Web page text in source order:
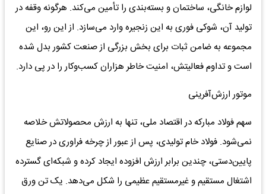
لوازم خانگی، ساختمان و بسته‌بندی را تأمین می‌کند. هرگونه وقفه در
تولید آن، شوکی فوری به این زنجیره وارد می‌سازد. از این رو، این
مجموعه به ضامن ثبات برای بخش بزرگی از صنعت کشور بدل شده
است و تداوم فعالیتش، امنیت خاطر هزاران کسب‌وکار را در پی دارد.
موتور ارزش‌آفرینی
سهم فولاد مبارکه در اقتصاد ملی، تنها به ارزش محصولاتش خلاصه
نمی‌شود. فولاد خام تولیدی، پس از عبور از چرخه فراوری در صنایع
پایین‌دستی، چندین برابر ارزش افزوده ایجاد کرده و شبکه‌ای گسترده
اشتغال مستقیم و غیرمستقیم عظیمی را شکل می‌دهد. یک تن ورق